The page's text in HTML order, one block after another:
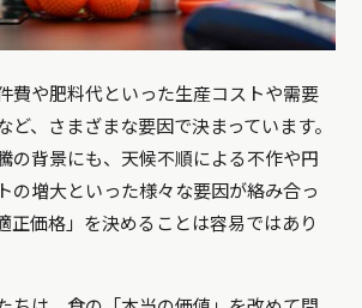
費や肥料代といった生産コストや需要
ど、さまざまな要因で決まっています。
の背景にも、天候不順による不作や円
の増大といった様々な要因が絡み合っ
正価格」を決めることは容易ではあり